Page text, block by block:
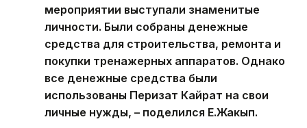
мероприятии выступали знаменитые
личности. Были собраны денежные
средства для строительства, ремонта и
покупки тренажерных аппаратов. Однако
все денежные средства были
использованы Перизат Кайрат на свои
личные нужды, – поделился Е.Жакып.